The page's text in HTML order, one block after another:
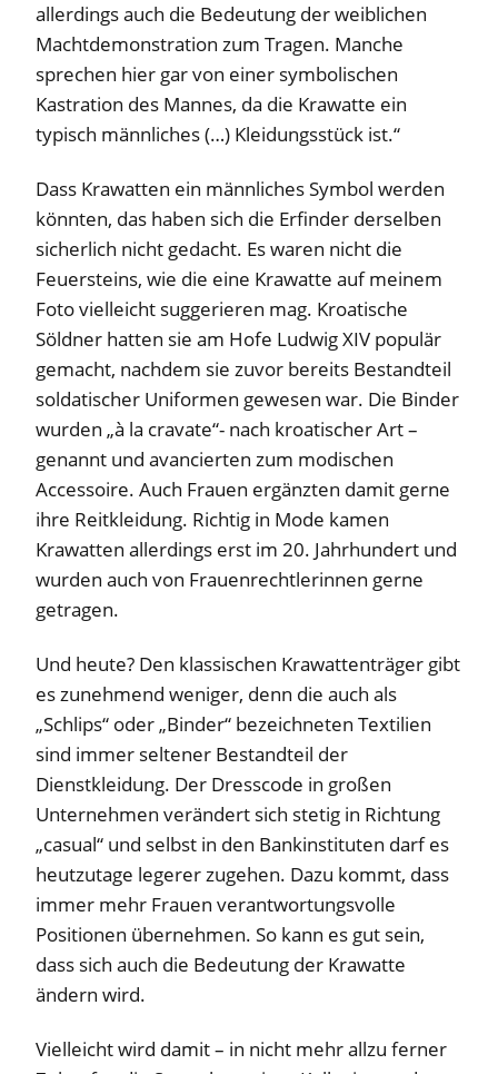
allerdings auch die Bedeutung der weiblichen
Machtdemonstration zum Tragen. Manche
sprechen hier gar von einer symbolischen
Kastration des Mannes, da die Krawatte ein
typisch männliches (…) Kleidungsstück ist.“
Dass Krawatten ein männliches Symbol werden
könnten, das haben sich die Erfinder derselben
sicherlich nicht gedacht. Es waren nicht die
Feuersteins, wie die eine Krawatte auf meinem
Foto vielleicht suggerieren mag. Kroatische
Söldner hatten sie am Hofe Ludwig XIV populär
gemacht, nachdem sie zuvor bereits Bestandteil
soldatischer Uniformen gewesen war. Die Binder
wurden „à la cravate“- nach kroatischer Art –
genannt und avancierten zum modischen
Accessoire. Auch Frauen ergänzten damit gerne
ihre Reitkleidung. Richtig in Mode kamen
Krawatten allerdings erst im 20. Jahrhundert und
wurden auch von Frauenrechtlerinnen gerne
getragen.
Und heute? Den klassischen Krawattenträger gibt
es zunehmend weniger, denn die auch als
„Schlips“ oder „Binder“ bezeichneten Textilien
sind immer seltener Bestandteil der
Dienstkleidung. Der Dresscode in großen
Unternehmen verändert sich stetig in Richtung
„casual“ und selbst in den Bankinstituten darf es
heutzutage legerer zugehen. Dazu kommt, dass
immer mehr Frauen verantwortungsvolle
Positionen übernehmen. So kann es gut sein,
dass sich auch die Bedeutung der Krawatte
ändern wird.
Vielleicht wird damit – in nicht mehr allzu ferner